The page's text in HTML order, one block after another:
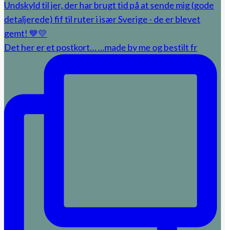
Det her er et postkort… …made by me og bestilt fr